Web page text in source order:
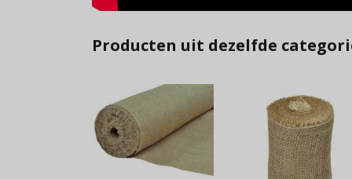
Producten uit dezelfde